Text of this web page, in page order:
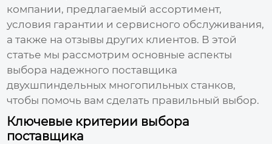
компании, предлагаемый ассортимент,
условия гарантии и сервисного обслуживания,
а также на отзывы других клиентов. В этой
статье мы рассмотрим основные аспекты
выбора надежного поставщика
двухшпиндельных многопильных станков,
чтобы помочь вам сделать правильный выбор.
Ключевые критерии выбора
поставщика